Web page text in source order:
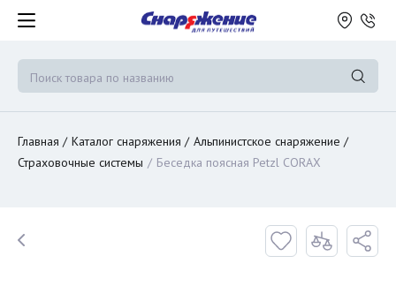
Главная Каталог снаряжения
Альпинистское снаряжение
Страховочные системы
Беседка поясная Petzl CORAX